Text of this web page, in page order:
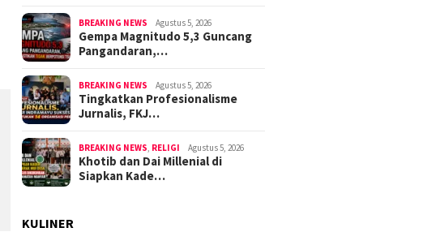
BREAKING NEWS Agustus 5, 2026
Gempa Magnitudo 5,3 Guncang
Pangandaran,…
BREAKING NEWS Agustus 5, 2026
Tingkatkan Profesionalisme
Jurnalis, FKJ…
BREAKING NEWS RELIGI Agustus 5, 2026
Khotib dan Dai Millenial di
Siapkan Kade…
KULINER